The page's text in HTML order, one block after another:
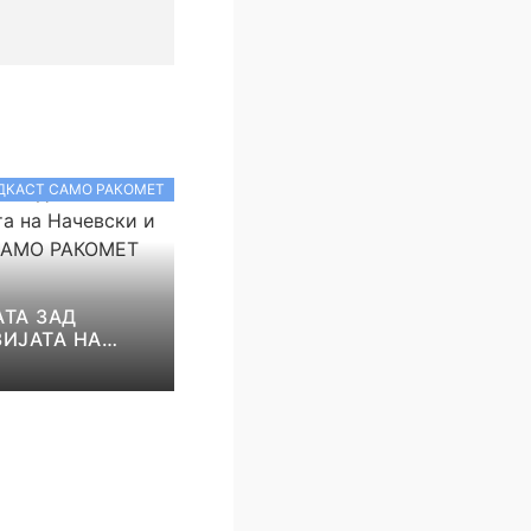
САМО РАКОМЕТ
ЗАД
НА
И НИКОЛОВ!
С5Е8